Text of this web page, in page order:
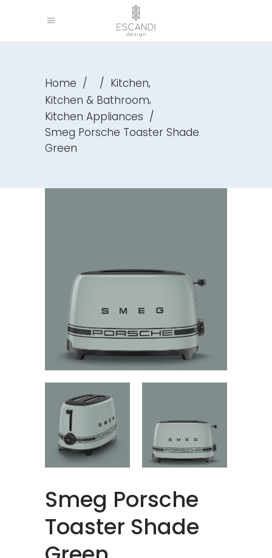
Home / / Kitchen,
Kitchen & Bathroom,
Kitchen Appliances /
Smeg Porsche Toaster Shade
Green
Smeg Porsche
Toaster Shade